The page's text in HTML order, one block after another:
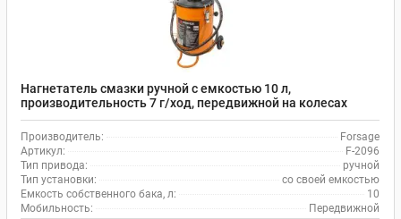
Нагнетатель смазки ручной с емкостью 10 л,
производительность 7 г/ход, передвижной на колесах
Forsage F-2096
Производитель:
Forsage
Артикул:
F-2096
Тип привода:
ручной
Тип установки:
со своей емкостью
Емкость собственного бака, л:
10
Мобильность:
Передвижной